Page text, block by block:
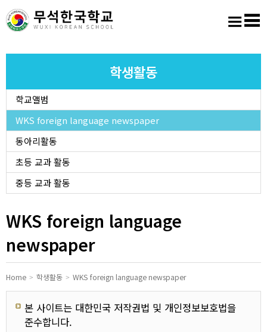
홈로그인회원가입사이트맵
교육마당
알림마당
학생활동
학교도서실
유치원
학생활동
학교앨범
WKS foreign language newspaper
동아리활동
초등 교과 활동
중등 교과 활동
WKS foreign language
newspaper
Home 학생활동 WKS foreign language newspaper
본 사이트는 대한민국 저작권법 및 개인정보보호법을
준수합니다.